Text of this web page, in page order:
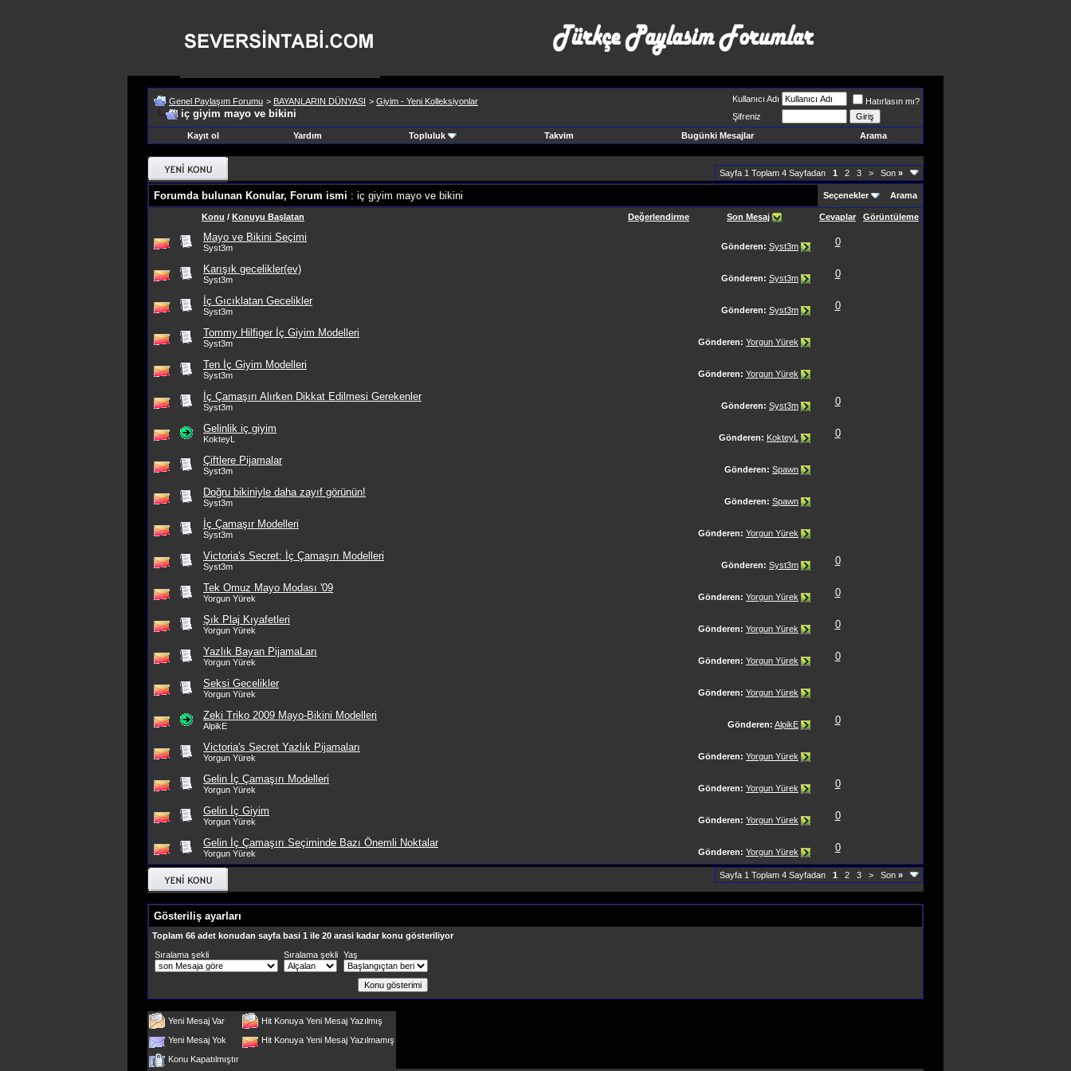
Genel Paylaşım Forumu > BAYANLARIN DÜNYASI > Giyim - Yeni Kolleksiyonlar
iç giyim mayo ve bikini
Kullanıcı Adı
Hatırlasın mı?
Şifreniz
Kayıt ol
Yardım Topluluk Takvim Bugünki Mesajlar Arama
Sayfa 1 Toplam 4 Sayfadan 1 2 3 > Son »
Forumda bulunan Konular, Forum ismi : iç giyim mayo ve bikini Seçenekler Arama
Değerlendirme
Konu / Konuyu Başlatan Son Mesaj Cevaplar Görüntüleme
Mayo ve Bikini Seçimi
Syst3m Gönderen: Syst3m 0
Karışık gecelikler(ev)
Syst3m Gönderen: Syst3m 0
İç Gıcıklatan Gecelikler
Syst3m Gönderen: Syst3m 0
Tommy Hilfiger İç Giyim Modelleri
Syst3m Gönderen: Yorgun Yürek
Ten İç Giyim Modelleri
Syst3m Gönderen: Yorgun Yürek
İç Çamaşırı Alırken Dikkat Edilmesi Gerekenler
Syst3m Gönderen: Syst3m 0
Gelinlik iç giyim
KokteyL Gönderen: KokteyL 0
Çiftlere Pijamalar
Syst3m Gönderen: Spawn
Doğru bikiniyle daha zayıf görünün!
Syst3m Gönderen: Spawn
İç Çamaşır Modelleri
Syst3m Gönderen: Yorgun Yürek
Victoria's Secret: İç Çamaşırı Modelleri
Syst3m Gönderen: Syst3m 0
Tek Omuz Mayo Modası '09
Yorgun Yürek Gönderen: Yorgun Yürek 0
Şık Plaj Kıyafetleri
Yorgun Yürek Gönderen: Yorgun Yürek 0
Yazlık Bayan PijamaLarı
Yorgun Yürek Gönderen: Yorgun Yürek 0
Seksi Gecelikler
Yorgun Yürek Gönderen: Yorgun Yürek
Zeki Triko 2009 Mayo-Bikini Modelleri
AlpikE Gönderen: AlpikE 0
Victoria's Secret Yazlık Pijamaları
Yorgun Yürek Gönderen: Yorgun Yürek
Gelin İç Çamaşırı Modelleri
Yorgun Yürek Gönderen: Yorgun Yürek 0
Gelin İç Giyim
Yorgun Yürek Gönderen: Yorgun Yürek 0
Gelin İç Çamaşırı Seçiminde Bazı Önemli Noktalar
Yorgun Yürek Gönderen: Yorgun Yürek 0
Sayfa 1 Toplam 4 Sayfadan 1 2 3 > Son »
Gösteriliş ayarları
Toplam 66 adet konudan sayfa basi 1 ile 20 arasi kadar konu gösteriliyor
Sıralama şekli
Sıralama şekli Yaş
Yeni Mesaj Var
Hit Konuya Yeni Mesaj Yazılmış
Yeni Mesaj Yok
Hit Konuya Yeni Mesaj Yazılmamış
Konu Kapatılmıştır